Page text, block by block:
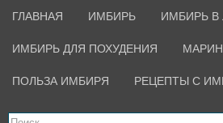
ГЛАВНАЯ ИМБИРЬ ИМБИРЬ В
ИМБИРЬ ДЛЯ ПОХУДЕНИЯ
ПОЛЬЗА ИМБИРЯ РЕЦЕПТЫ С